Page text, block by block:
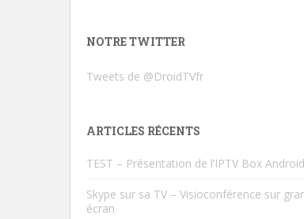
NOTRE TWITTER
Tweets de @DroidTVfr
ARTICLES RÉCENTS
TEST – Présentation de l’IPTV Box Android
Skype sur sa TV – Visioconférence sur
écran